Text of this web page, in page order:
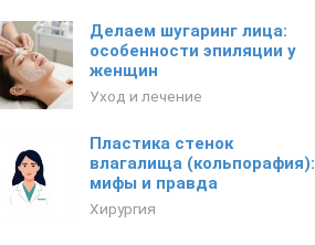
Делаем шугаринг лица:
особенности эпиляции у
женщин
Уход и лечение
Пластика стенок
влагалища (кольпорафия):
мифы и правда
Хирургия